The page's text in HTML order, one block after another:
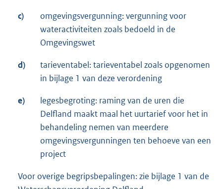
c)
omgevingsvergunning: vergunning voor
wateractiviteiten zoals bedoeld in de
Omgevingswet
d)
tarieventabel: tarieventabel zoals opgenomen
in bijlage 1 van deze verordening
e)
legesbegroting: raming van de uren die
Delfland maakt maal het uurtarief voor het in
behandeling nemen van meerdere
omgevingsvergunningen ten behoeve van een
project
Voor overige begripsbepalingen: zie bijlage 1 van de